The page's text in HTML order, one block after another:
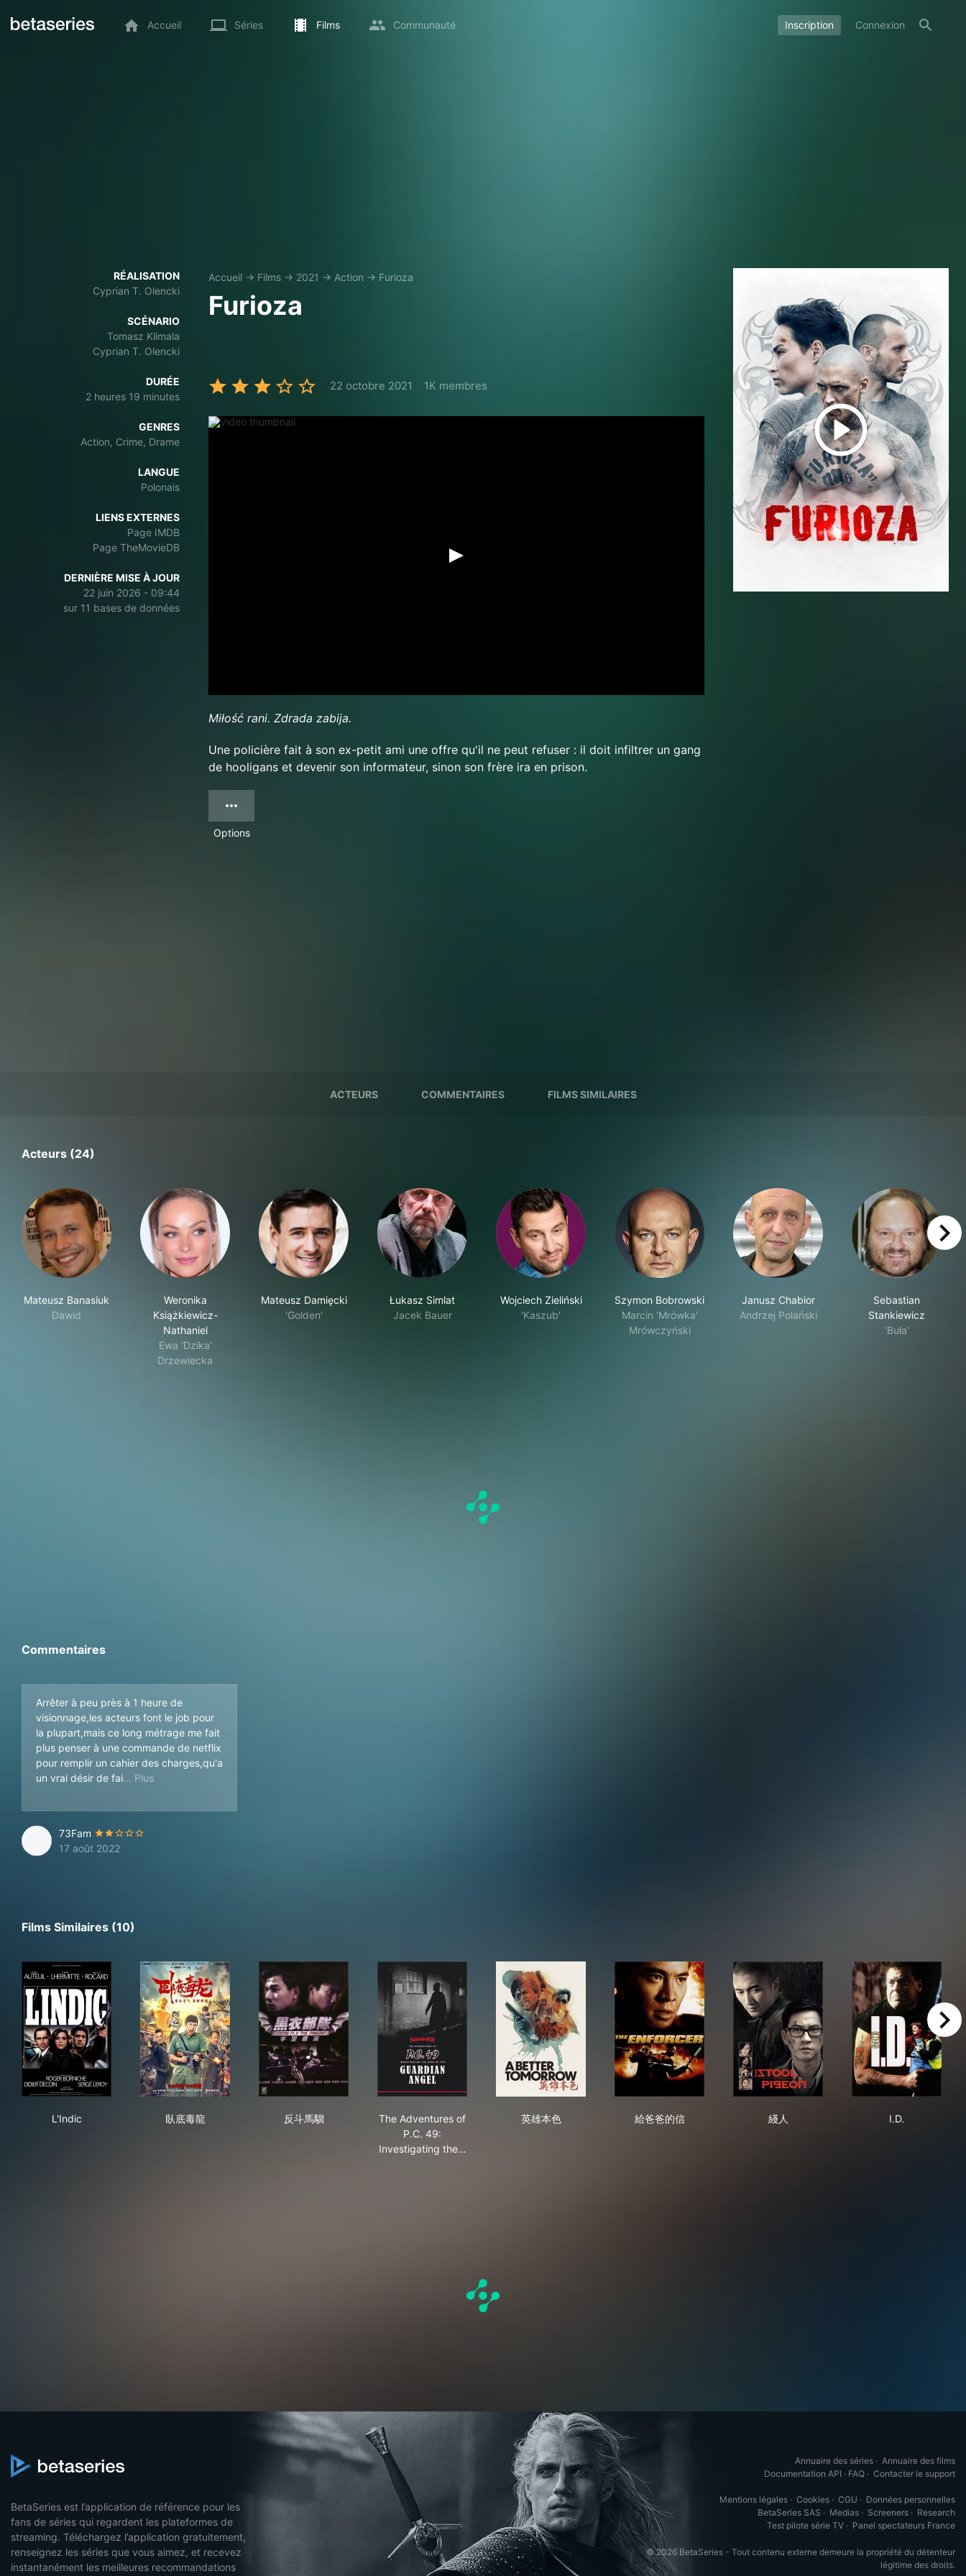
Accueil Séries Films Communauté Inscription Connexion
RÉALISATION
Cyprian T. Olencki
SCÉNARIO
Tomasz Klimala
Cyprian T. Olencki
DURÉE
2 heures 19 minutes
GENRES
Action, Crime, Drame
LANGUE
Polonais
LIENS EXTERNES
Page IMDB
Page TheMovieDB
DERNIÈRE MISE À JOUR
22 juin 2026 - 09:44
sur 11 bases de données
Accueil → Films → 2021 → Action → Furioza
Furioza
22 octobre 2021 1K membres
Miłość rani. Zdrada zabija.
Une policière fait à son ex-petit ami une offre qu'il ne peut refuser : il doit infiltrer un gang
de hooligans et devenir son informateur, sinon son frère ira en prison.
Options
ACTEURS COMMENTAIRES FILMS SIMILAIRES
Acteurs (24)
Mateusz Banasiuk
Dawid
Weronika
Książkiewicz-
Nathaniel
Ewa 'Dzika'
Drzewiecka
Mateusz Damięcki
'Golden'
Łukasz Simlat
Jacek Bauer
Wojciech Zieliński
'Kaszub'
Szymon Bobrowski
Marcin 'Mrówka'
Mrówczyński
Janusz Chabior
Andrzej Polański
Sebastian
Stankiewicz
'Buła'
right
Commentaires
Arrêter à peu près à 1 heure de
visionnage,les acteurs font le job pour
la plupart,mais ce long métrage me fait
plus penser à une commande de netflix
pour remplir un cahier des charges,qu'a
un vrai désir de fai
re un oeuvre.Le rythme est fouillis,les dialogues sont pas terribles,le scénario l'est également,et les scènes de bagarres qui sont censées être un point de qualité et
73Fam
17 août 2022
Films Similaires (10)
L'Indic
臥底毒龍
反斗馬騮
The Adventures of
P.C. 49:
Investigating the…
英雄本色
給爸爸的信
綫人
I.D.
right
BetaSeries est l’application de référence pour les
fans de séries qui regardent les plateformes de
streaming. Téléchargez l’application gratuitement,
renseignez les séries que vous aimez, et recevez
instantanément les meilleures recommandations
Annuaire des séries · Annuaire des films
Documentation API · FAQ · Contacter le support
Mentions légales · Cookies · CGU · Données personnelles
BetaSeries SAS · Medias · Screeners · Research
Test pilote série TV · Panel spectateurs France
© 2026 BetaSeries - Tout contenu externe demeure la propriété du détenteur
légitime des droits.